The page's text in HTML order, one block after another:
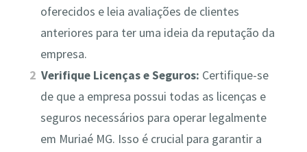
oferecidos e leia avaliações de clientes
anteriores para ter uma ideia da reputação da
empresa.
Verifique Licenças e Seguros: Certifique-se
de que a empresa possui todas as licenças e
seguros necessários para operar legalmente
em Muriaé MG. Isso é crucial para garantir a